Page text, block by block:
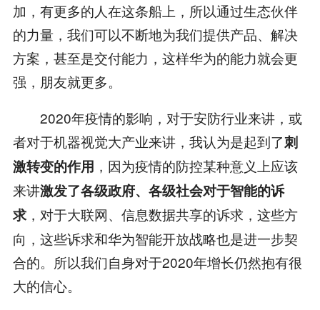
加，有更多的人在这条船上，所以通过生态伙伴
的力量，我们可以不断地为我们提供产品、解决
方案，甚至是交付能力，这样华为的能力就会更
强，朋友就更多。
2020年疫情的影响，对于安防行业来讲，或
者对于机器视觉大产业来讲，我认为是起到了刺
激转变的作用 ，因为疫情的防控某种意义上应该
来讲激发了各级政府、各级社会对于智能的诉
求，对于大联网、信息数据共享的诉求，这些方
向，这些诉求和华为智能开放战略也是进一步契
合的。所以我们自身对于2020年增长仍然抱有很
大的信心。